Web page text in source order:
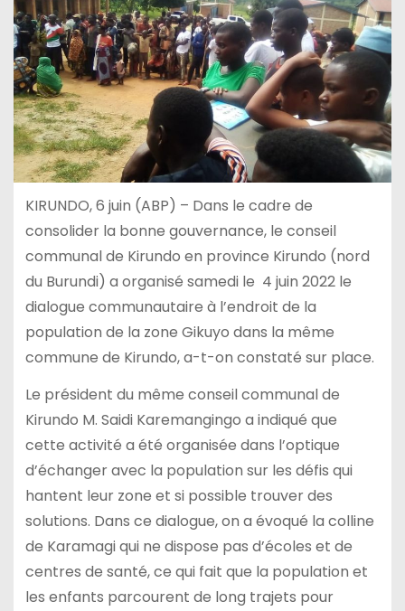
KIRUNDO, 6 juin (ABP) – Dans le cadre de
consolider la bonne gouvernance, le conseil
communal de Kirundo en province Kirundo (nord
du Burundi) a organisé samedi le 4 juin 2022 le
dialogue communautaire à l’endroit de la
population de la zone Gikuyo dans la même
commune de Kirundo, a-t-on constaté sur place.
Le président du même conseil communal de
Kirundo M. Saidi Karemangingo a indiqué que
cette activité a été organisée dans l’optique
d’échanger avec la population sur les défis qui
hantent leur zone et si possible trouver des
solutions. Dans ce dialogue, on a évoqué la colline
de Karamagi qui ne dispose pas d’écoles et de
centres de santé, ce qui fait que la population et
les enfants parcourent de long trajets pour